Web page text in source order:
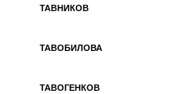
ТАВНИКОВ
ТАВОБИЛОВА
ТАВОГЕНКОВ